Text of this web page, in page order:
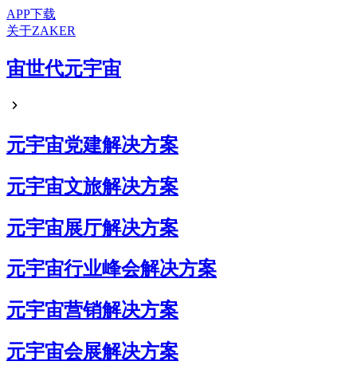
APP下载
关于ZAKER
宙世代元宇宙
元宇宙党建解决方案
元宇宙文旅解决方案
元宇宙展厅解决方案
元宇宙行业峰会解决方案
元宇宙营销解决方案
元宇宙会展解决方案